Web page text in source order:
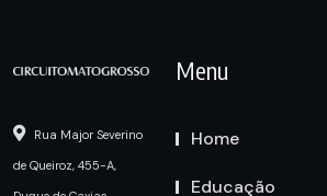
Rua Major Severino
de Queiroz, 455-A,
Menu
Home
Educação